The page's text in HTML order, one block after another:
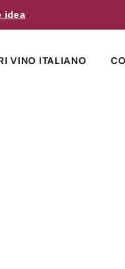
idea
VINO ITALIANO